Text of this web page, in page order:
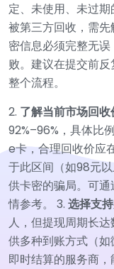
定、未使用、未过
被第三方回收，需
密信息必须完整无
败。建议在提交前
整个流程。
2. 了解当前市场回收
92%–96%，具体比
e卡，合理回收价应
于此区间（如98元
供卡密的骗局。可
情参考。
3. 选择支
人，但提现周期长
供多种到账方式（
即时结算的服务商